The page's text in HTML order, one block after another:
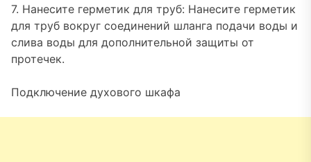
7. Нанесите герметик для труб: Нанесите герметик
для труб вокруг соединений шланга подачи воды и
слива воды для дополнительной защиты от
протечек.
Подключение духового шкафа